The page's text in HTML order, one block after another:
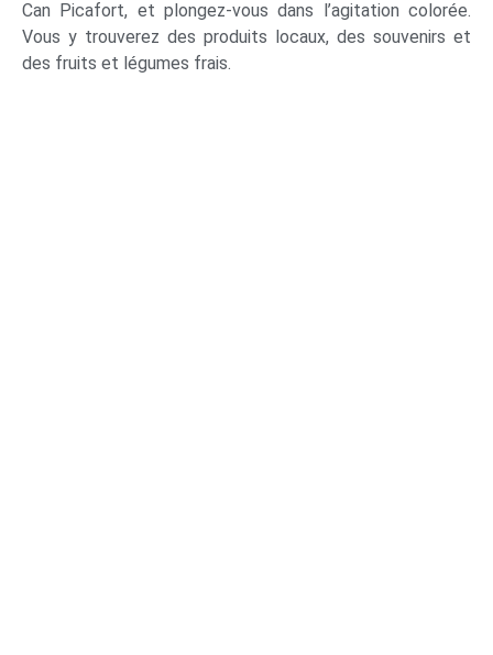
Can Picafort, et plongez-vous dans l’agitation colorée.
Vous y trouverez des produits locaux, des souvenirs et
des fruits et légumes frais.